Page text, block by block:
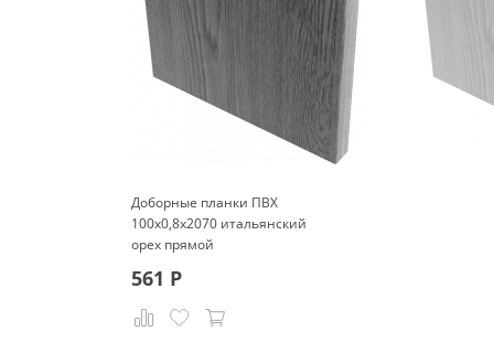
Доборные планки ПВХ
100x0,8x2070 итальянский
орех прямой
561 Р